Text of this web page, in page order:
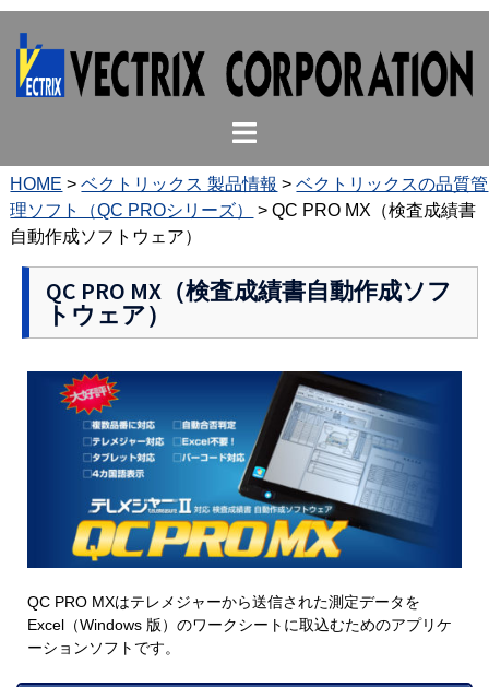
ス
キ
ッ
ト
ル
メ
ー
HOME >ベクトリックス 製品情報 >ベクトリックスの品質管
理ソフト（QC PROシリーズ）
>QC PRO MX（検査成績書
自動作成ソフトウェア）
QC PRO MX（検査成績書自動作成ソフ
トウェア）
QC PRO MXはテレメジャーから送信された測定データを
Excel（Windows 版）のワークシートに取込むためのアプリケ
ーションソフトです。